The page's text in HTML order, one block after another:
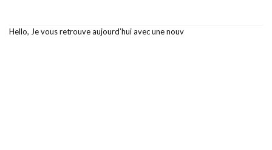
Hello, Je vous retrouve aujourd’hui avec une nouv